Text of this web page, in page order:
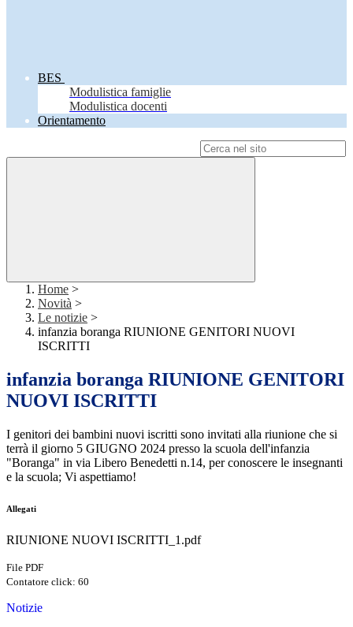
BES
Modulistica famiglie
Modulistica docenti
Orientamento
Home >
Novità >
Le notizie >
infanzia boranga RIUNIONE GENITORI NUOVI
ISCRITTI
infanzia boranga RIUNIONE GENITORI
NUOVI ISCRITTI
I genitori dei bambini nuovi iscritti sono invitati alla riunione che si
terrà il giorno 5 GIUGNO 2024 presso la scuola dell'infanzia
"Boranga" in via Libero Benedetti n.14, per conoscere le insegnanti
e la scuola; Vi aspettiamo!
Allegati
RIUNIONE NUOVI ISCRITTI_1.pdf
File PDF
Contatore click: 60
Notizie